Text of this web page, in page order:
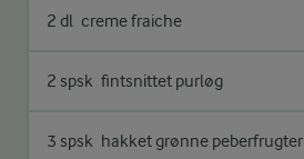
2 dl creme fraiche
2 spsk fintsnittet purløg
3 spsk hakket grønne peberfrugter